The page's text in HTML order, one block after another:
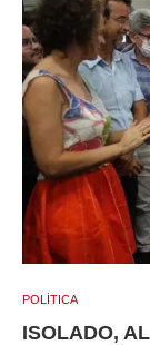
POLÍTICA
ISOLADO,